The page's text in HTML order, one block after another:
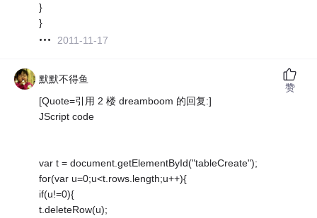
}
}
2011-11-17
默默不得鱼
[Quote=引用 2 楼 dreamboom 的回复:]
JScript code
var t = document.getElementById("tableCreate");
for(var u=0;u<t.rows.length;u++){
if(u!=0){
t.deleteRow(u);
赞